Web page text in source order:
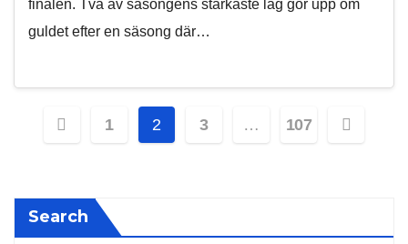
finalen. Två av säsongens starkaste lag gör upp om
guldet efter en säsong där…
Posts
1 2 3 … 107
Search